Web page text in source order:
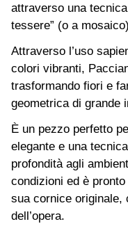
attraverso una
tessere” (o a
Attraverso l’uso
colori vibranti,
trasformando fiori e
geometrica di grande
È un pezzo perfetto
elegante e una
profondità agli
condizioni ed è
sua cornice originale,
dell’opera.